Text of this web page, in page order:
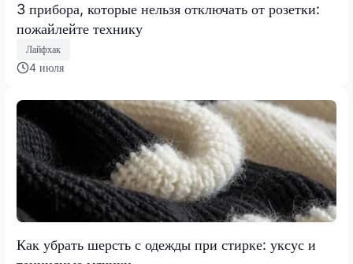
3 прибора, которые нельзя отключать от розетки:
пожайлейте технику
Лайфхак
4 июля
Как убрать шерсть с одежды при стирке: уксус и